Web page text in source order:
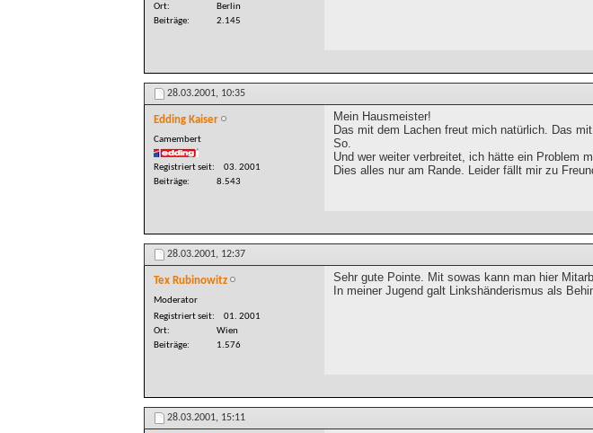
Ort
Berlin
Beiträge
2.145
28.03.2001, 10:35
Edding Kaiser
Camembert
Registriert seit
03. 2001
Beiträge
8.543
Mein Hausmeister!
Das mit dem Lachen freut mich natürlich. Das
So.
Und wer weiter verbreitet, ich hätte ein Problem
Dies alles nur am Rande. Leider fällt mir zu
28.03.2001, 12:37
Tex Rubinowitz
Moderator
Registriert seit
01. 2001
Ort
Wien
Beiträge
1.576
Sehr gute Pointe. Mit sowas kann man hier
In meiner Jugend galt Linkshänderismus als
28.03.2001, 15:11